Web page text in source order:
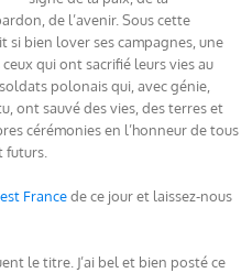
de l’avenir. Sous cette
si bien lover ses campagnes, une
qui ont sacrifié leurs vies au
polonais qui, avec génie,
ont sauvé des vies, des terres et
cérémonies en l’honneur de tous
futurs.
Francede ce jour et laissez-nous
le titre. J’ai bel et bien posté ce